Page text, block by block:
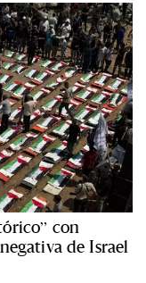
con
de Israel